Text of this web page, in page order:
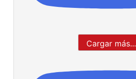
Cargar más...